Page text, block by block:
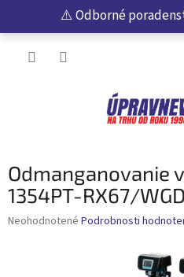
obsah
⚠️ Odborné
Odmanganovanie
1354PT-RX67/
Priemerné
Neohodnotené Podrobnosti